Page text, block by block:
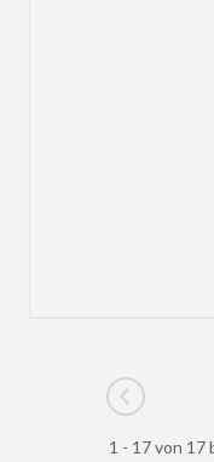
Go to
1 - 17 von